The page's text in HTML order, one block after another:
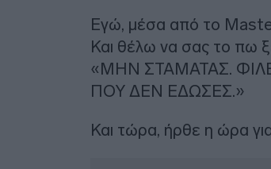
Εγώ, μέσα από το
Και θέλω να σας το πω
«ΜΗΝ ΣΤΑΜΑΤΑΣ.
ΠΟΥ ΔΕΝ ΕΔΩΣΕΣ.»
Και τώρα, ήρθε η ώρα